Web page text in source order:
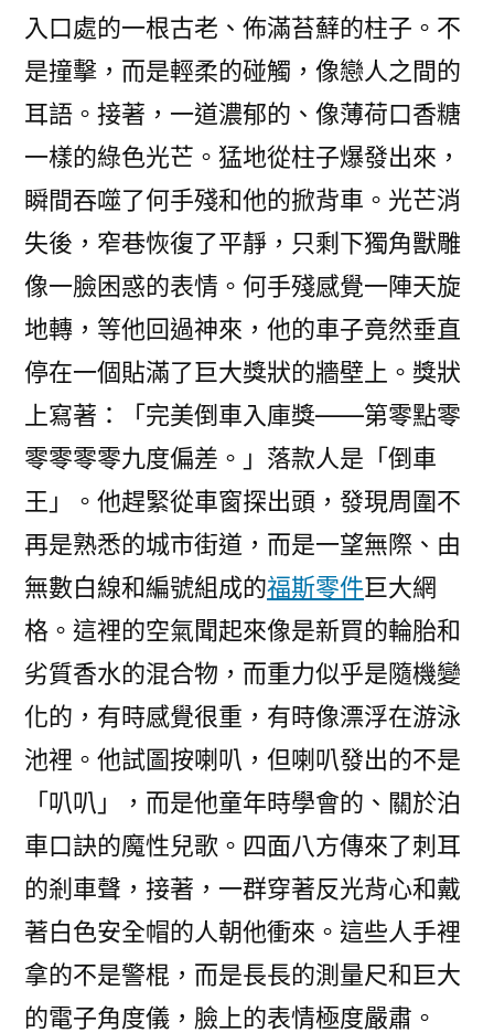
入口處的一根古老、佈滿苔蘚的柱子。不
是撞擊，而是輕柔的碰觸，像戀人之間的
耳語。接著，一道濃郁的、像薄荷口香糖
一樣的綠色光芒。猛地從柱子爆發出來，
瞬間吞噬了何手殘和他的掀背車。光芒消
失後，窄巷恢復了平靜，只剩下獨角獸雕
像一臉困惑的表情。何手殘感覺一陣天旋
地轉，等他回過神來，他的車子竟然垂直
停在一個貼滿了巨大獎狀的牆壁上。獎狀
上寫著：「完美倒車入庫獎——第零點零
零零零零九度偏差。」落款人是「倒車
王」。他趕緊從車窗探出頭，發現周圍不
再是熟悉的城市街道，而是一望無際、由
無數白線和編號組成的福斯零件巨大網
格。這裡的空氣聞起來像是新買的輪胎和
劣質香水的混合物，而重力似乎是隨機變
化的，有時感覺很重，有時像漂浮在游泳
池裡。他試圖按喇叭，但喇叭發出的不是
「叭叭」，而是他童年時學會的、關於泊
車口訣的魔性兒歌。四面八方傳來了刺耳
的剎車聲，接著，一群穿著反光背心和戴
著白色安全帽的人朝他衝來。這些人手裡
拿的不是警棍，而是長長的測量尺和巨大
的電子角度儀，臉上的表情極度嚴肅。